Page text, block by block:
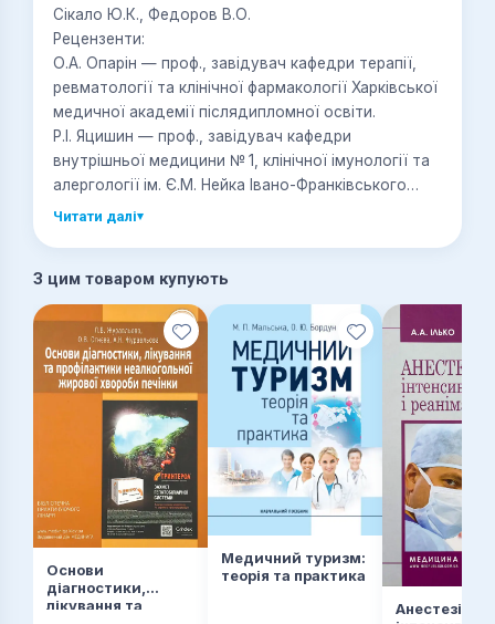
Сікало Ю.К., Федоров В.О.
Рецензенти:
О.А. Опарін — проф., завідувач кафедри терапії,
ревматології та клінічної фармакології Харківської
медичної академії післядипломної освіти.
Р.І. Яцишин — проф., завідувач кафедри
внутрішньої медицини № 1, клінічної імунології та
алергології ім. Є.М. Нейка Івано-Франківського
національного медичного університету.
Читати далі▾
З цим товаром купують
Основи
діагностики,
лікування та
Медичний туризм:
теорія та практика